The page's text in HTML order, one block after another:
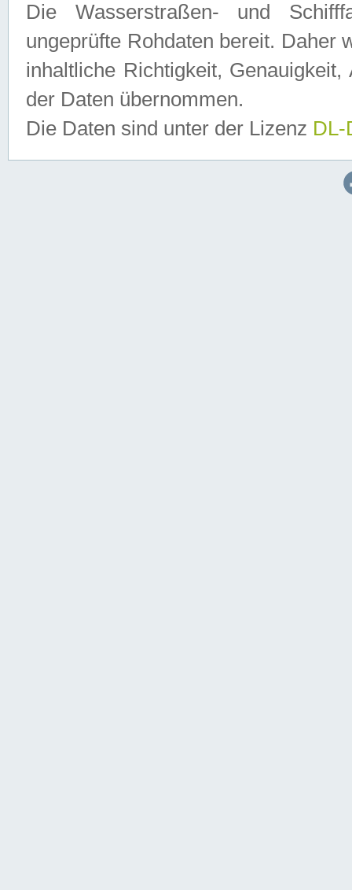
Die Wasserstraßen- und
ungeprüfte Rohdaten bereit. Daher
inhaltliche Richtigkeit,
der Daten übernommen.
Die Daten sind unter der Lizenz